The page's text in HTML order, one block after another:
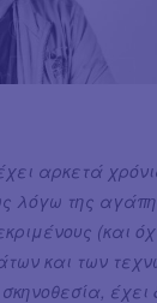
αρκετά
λόγω της
(και
και των
έχει